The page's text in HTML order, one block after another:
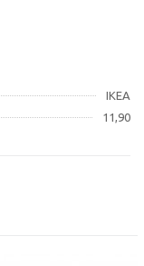
IKEA
11,90